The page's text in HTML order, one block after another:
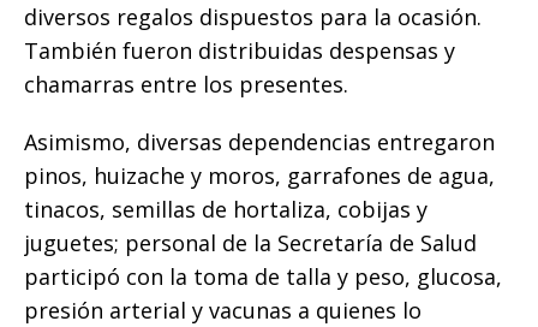
diversos regalos dispuestos para la ocasión.
También fueron distribuidas despensas y
chamarras entre los presentes.
Asimismo, diversas dependencias entregaron
pinos, huizache y moros, garrafones de agua,
tinacos, semillas de hortaliza, cobijas y
juguetes; personal de la Secretaría de Salud
participó con la toma de talla y peso, glucosa,
presión arterial y vacunas a quienes lo